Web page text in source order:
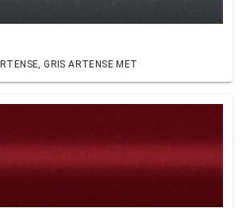
GRIS ARTENSE MET